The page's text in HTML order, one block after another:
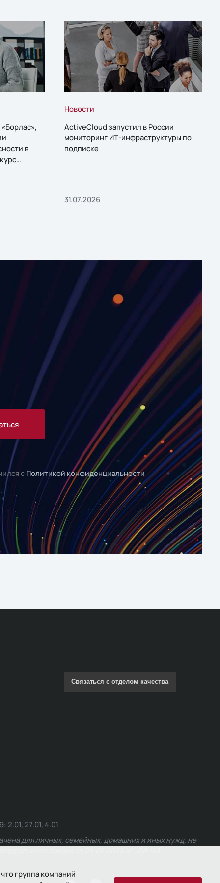
в
Новости
ActiveCloud запустил в России
мониторинг ИТ-инфраструктуры по
подписке
31.07.2026
сПолитикой конфиденциальности
группа компаний
Связаться с отделом качества
27.01, 4.01
для личных, семейных, домашних и иных нужд, не